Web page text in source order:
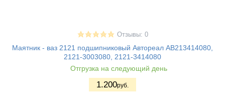
Отзывы: 0
Маятник - ваз 2121 подшипниковый Автореал AB213414080,
2121-3003080, 2121-3414080
Отгрузка на следующий день
1.200руб.